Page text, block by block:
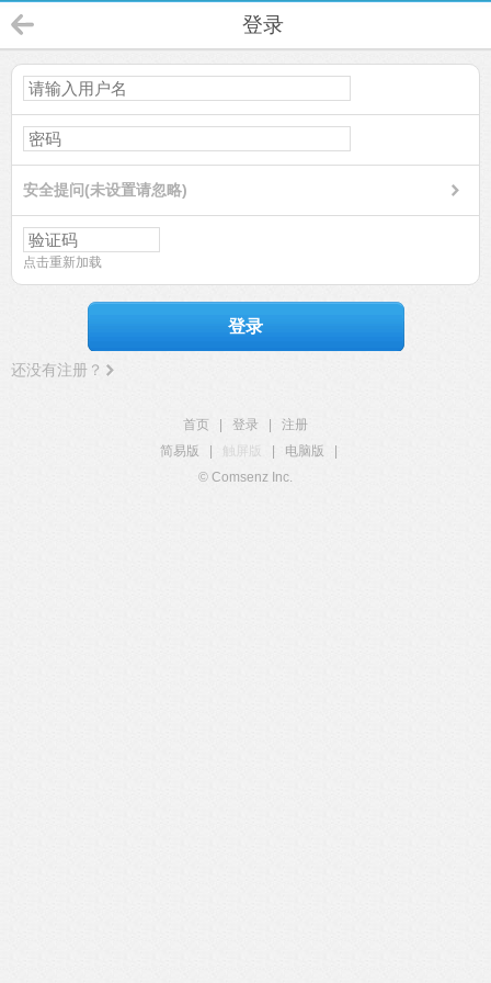
登录
安全提问(未设置请忽略)
点击重新加载
登录
还没有注册？
首页 登录
注册
简易版
触屏版 电脑版
© Comsenz Inc.